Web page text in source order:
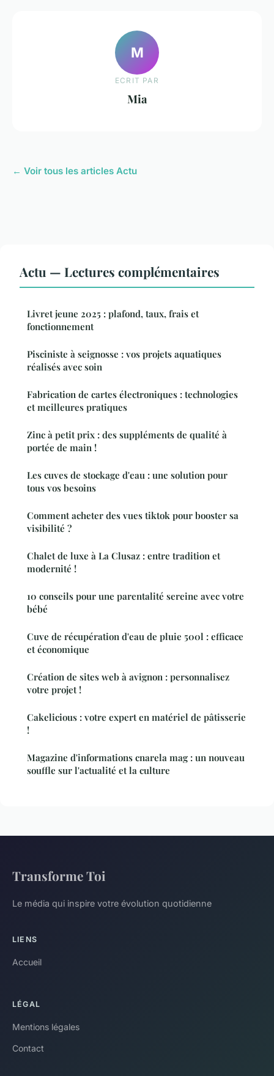
M
ECRIT PAR
Mia
← Voir tous les articles Actu
Actu — Lectures complémentaires
Livret jeune 2025 : plafond, taux, frais et
fonctionnement
Pisciniste à seignosse : vos projets aquatiques
réalisés avec soin
Fabrication de cartes électroniques : technologies
et meilleures pratiques
Zinc à petit prix : des suppléments de qualité à
portée de main !
Les cuves de stockage d'eau : une solution pour
tous vos besoins
Comment acheter des vues tiktok pour booster sa
visibilité ?
Chalet de luxe à La Clusaz : entre tradition et
modernité !
10 conseils pour une parentalité sereine avec votre
bébé
Cuve de récupération d'eau de pluie 500l : efficace
et économique
Création de sites web à avignon : personnalisez
votre projet !
Cakelicious : votre expert en matériel de pâtisserie
!
Magazine d'informations cnarela mag : un nouveau
souffle sur l'actualité et la culture
Transforme Toi
Le média qui inspire votre évolution quotidienne
LIENS
Accueil
LÉGAL
Mentions légales
Contact